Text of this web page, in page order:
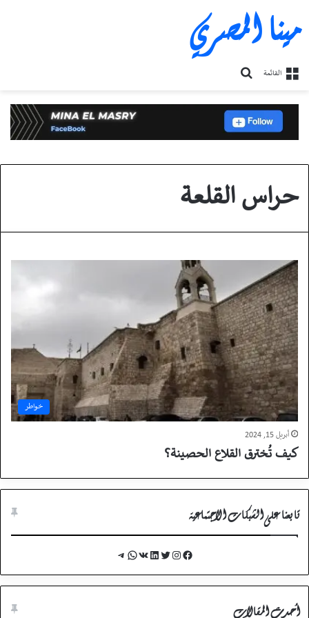
مينا المصري
القائمة
حراس القلعة
خواطر
أبريل 15, 2024
كيف تُخترق القلاع الحصينة؟
تابعنا على الشبكات الاجتماعية
Facebook
Instagram
Twitter
LinkedIn
VK
WhatsApp
Telegram
أحدث المقالات